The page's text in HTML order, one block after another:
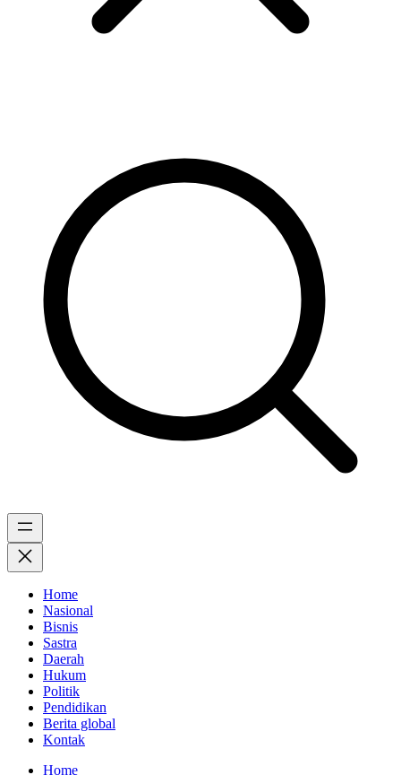
Home
Nasional
Bisnis
Sastra
Daerah
Hukum
Politik
Pendidikan
Berita global
Kontak
Home